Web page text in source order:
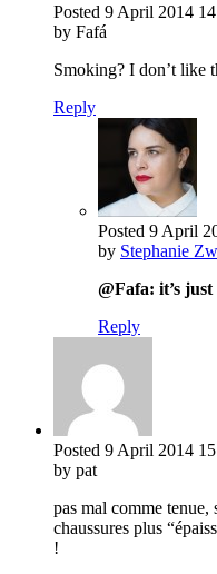
Posted 9 April 2014
by Fafá
Smoking? I don’t like
Reply
Posted 9 April
by Stephanie
@Fafa: it’s
Reply
Posted 9 April 2014
by pat
pas mal comme tenue,
chaussures plus
!